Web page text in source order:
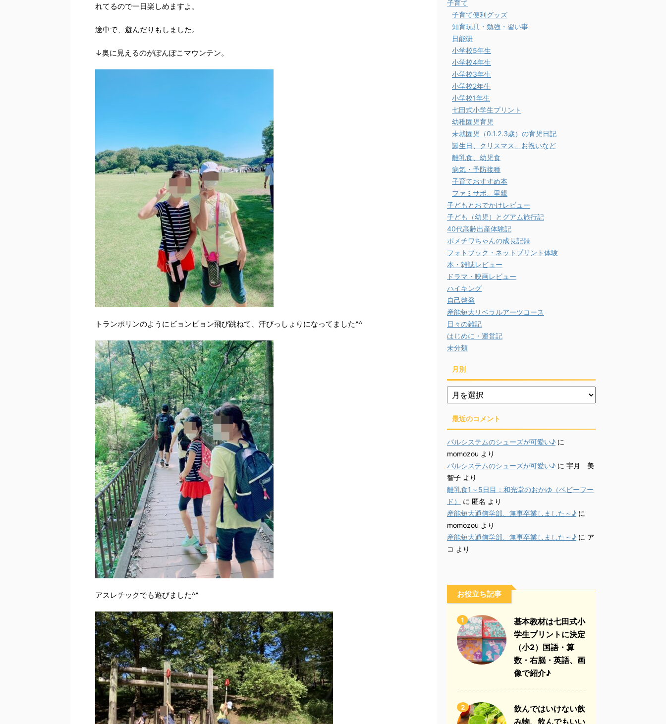
れてるので一日楽しめますよ。
途中で、遊んだりもしました。
↓奥に見えるのがぽんぽこマウンテン。
トランポリンのようにビョンビョン飛び跳ねて、汗びっしょりになってました^^
アスレチックでも遊びました^^
子育て
子育て便利グッズ
知育玩具・勉強・習い事
日能研
小学校5年生
小学校4年生
小学校3年生
小学校2年生
小学校1年生
七田式小学生プリント
幼稚園児育児
未就園児（0.1.2.3歳）の育児日記
誕生日、クリスマス、お祝いなど
離乳食、幼児食
病気・予防接種
子育ておすすめ本
ファミサポ、里親
子どもとおでかけレビュー
子ども（幼児）とグアム旅行記
40代高齢出産体験記
ポメチワちゃんの成長記録
フォトブック・ネットプリント体験
本・雑誌レビュー
ドラマ・映画レビュー
ハイキング
自己啓発
産能短大リベラルアーツコース
日々の雑記
はじめに・運営記
未分類
月別
月
別
最近のコメント
パルシステムのシューズが可愛い♪ に
momozou より
パルシステムのシューズが可愛い♪ に 宇月 美
智子 より
離乳食1～5日目：和光堂のおかゆ（ベビーフー
ド）
に 匿名 より
産能短大通信学部、無事卒業しました～♪ に
momozou より
産能短大通信学部、無事卒業しました～♪ に ア
コ より
お役立ち記事
1
基本教材は七田式小
学生プリントに決定
（小2）国語・算
数・右脳・英語、画
像で紹介♪
2
飲んではいけない飲
み物、飲んでもいい